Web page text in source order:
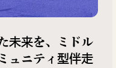
未来を、ミドル
ュニティ型伴走